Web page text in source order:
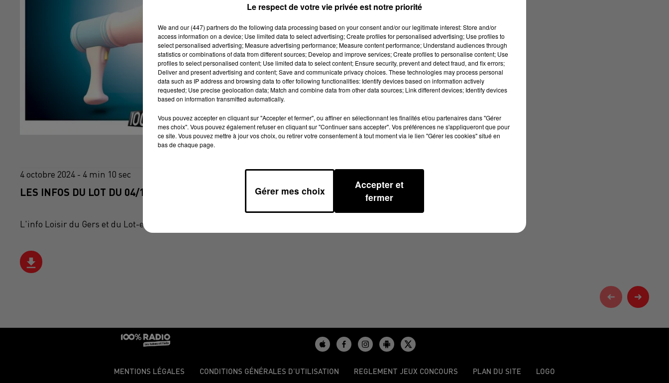
4 octobre 2024 - 4 min 10 sec
LES INFOS DU LOT DU 04/10/2024 À 07H30
L'info Loisir du Gers et du Lot-et-Garonne du 04/10/2024
MENTIONS LÉGALES CONDITIONS GÉNÉRALES D’UTILISATION REGLEMENT JEUX CONCOURS PLAN DU SITE LOGO
Le respect de votre vie privée est notre priorité
We and our (447) partnersdo the following data processing based on your consent and/or our legitimate interest: Store and/or
access information on a device; Use limited data to select advertising; Create profiles for personalised advertising; Use profiles to
select personalised advertising; Measure advertising performance; Measure content performance; Understand audiences through
statistics or combinations of data from different sources; Develop and improve services; Create profiles to personalise content; Use
profiles to select personalised content; Use limited data to select content; Ensure security, prevent and detect fraud, and fix errors;
Deliver and present advertising and content; Save and communicate privacy choices. These technologies may process personal
data such as IP address and browsing data to offer following functionalities: Identify devices based on information actively
requested; Use precise geolocation data; Match and combine data from other data sources; Link different devices; Identify devices
based on information transmitted automatically.
Vous pouvez accepter en cliquant sur "Accepter et fermer", ou affiner en sélectionnant les finalités et/ou partenaires dans "Gérer
mes choix". Vous pouvez également refuser en cliquant sur "Continuer sans accepter". Vos préférences ne s'appliqueront que pour
ce site. Vous pouvez mettre à jour vos choix, ou retirer votre consentement à tout moment via le lien "Gérer les cookies" situé en
bas de chaque page.
Gérer mes choix
Accepter et
fermer